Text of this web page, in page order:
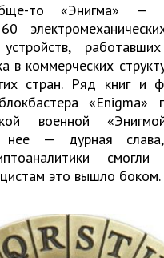
то «Энигма» —
в коммерческих
стран. Ряд книг и
«Enigma»
военной
нее — дурная слава,
это вышло боком.